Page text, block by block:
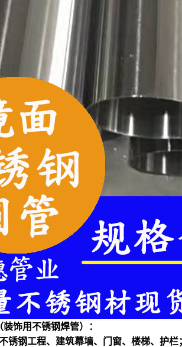
装饰用不锈钢焊管）：
锈钢工程、建筑幕墙、门窗、楼梯、护